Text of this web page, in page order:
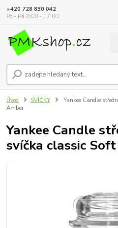
+420 728 830 042
Po - Pá 8:00 - 17:00
Úvod SVÍČKY
Yankee Candle
Amber
Yankee Candle
svíčka classic